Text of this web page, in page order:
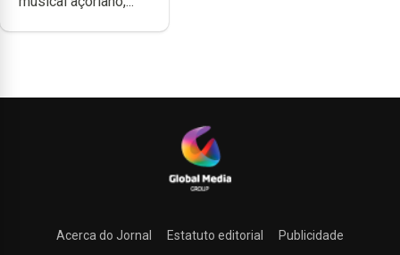
música”
Acerca do Jornal Estatuto editorial Publicidade